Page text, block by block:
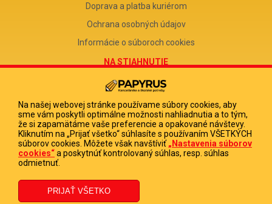
Doprava a platba kuriérom
Ochrana osobných údajov
Informácie o súboroch cookies
NA STIAHNUTIE
Reklamačný formulár
Odstúpenie od zmluvy
Poučenie o odstúpení od zmluvy
FIRMA
PAPYRUS POPRAD, s.r.o.
DIČ 2020513880
Na našej webovej stránke používame súbory cookies, aby
sme vám poskytli optimálne možnosti nahliadnutia a to tým,
že si zapamätáme vaše preferencie a opakované návštevy.
Kliknutím na „Prijať všetko“ súhlasíte s používaním VŠETKÝCH
súborov cookies. Môžete však navštíviť „Nastavenia súborov
cookies“a poskytnúť kontrolovaný súhlas, resp. súhlas
odmietnuť.